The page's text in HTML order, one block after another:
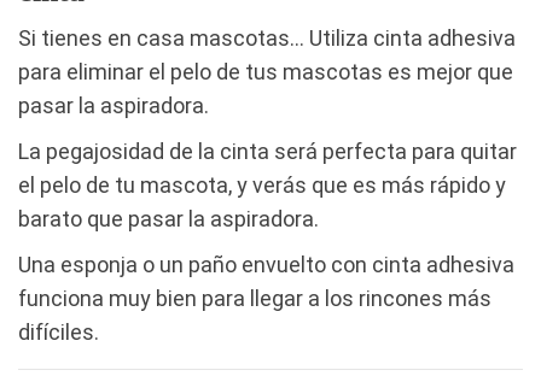
Si tienes en casa mascotas… Utiliza cinta adhesiva
para eliminar el pelo de tus mascotas es mejor que
pasar la aspiradora.
La pegajosidad de la cinta será perfecta para quitar
el pelo de tu mascota, y verás que es más rápido y
barato que pasar la aspiradora.
Una esponja o un paño envuelto con cinta adhesiva
funciona muy bien para llegar a los rincones más
difíciles.